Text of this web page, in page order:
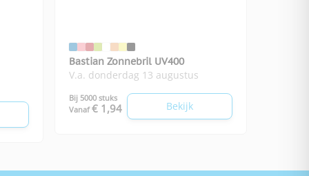
Bastian Zonnebril UV400
V.a. donderdag 13 augustus
Bij 5000 stuks
Vanaf € 1,94 Bekijk